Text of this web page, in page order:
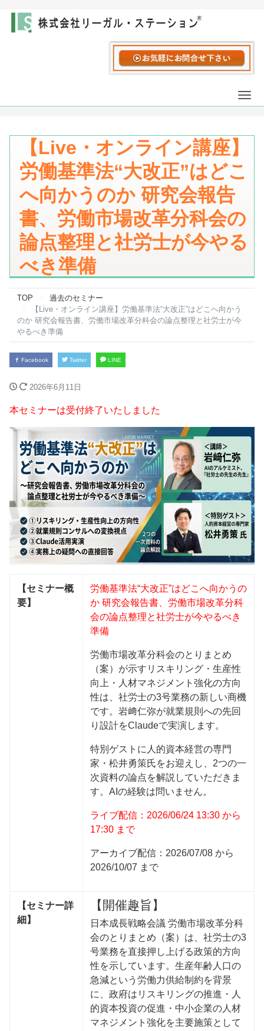
【Live・オンライン講座】
労働基準法“大改正”はどこ
へ向かうのか 研究会報告
書、労働市場改革分科会の
論点整理と社労士が今やる
べき準備
TOP
過去のセミナー
【Live・オンライン講座】労働基準法“大改正”はどこへ向かう
のか 研究会報告書、労働市場改革分科会の論点整理と社労士が今
やるべき準備
Facebook Twitter LINE
2026年6月11日
本セミナーは受付終了いたしました
【セミナー概
要】
労働基準法“大改正”はどこへ向かうの
か 研究会報告書、労働市場改革分科
会の論点整理と社労士が今やるべき
準備
労働市場改革分科会のとりまとめ
（案）が示すリスキリング・生産性
向上・人材マネジメント強化の方向
性は、社労士の3号業務の新しい商機
です。岩﨑仁弥が就業規則への先回
り設計をClaudeで実演します。
特別ゲストに人的資本経営の専門
家・松井勇策氏をお迎えし、2つの一
次資料の論点を解説していただきま
す。AIの経験は問いません。
ライブ配信：2026/06/24 13:30 から
17:30 まで
アーカイブ配信：2026/07/08 から
2026/10/07 まで
【セミナー詳
細】
【開催趣旨】
日本成長戦略会議 労働市場改革分科
会のとりまとめ（案）は、社労士の3
号業務を直接押し上げる政策的方向
性を示しています。生産年齢人口の
急減という労働力供給制約を背景
に、政府はリスキリングの推進・人
的資本投資の促進・中小企業の人材
マネジメント強化を主要施策として